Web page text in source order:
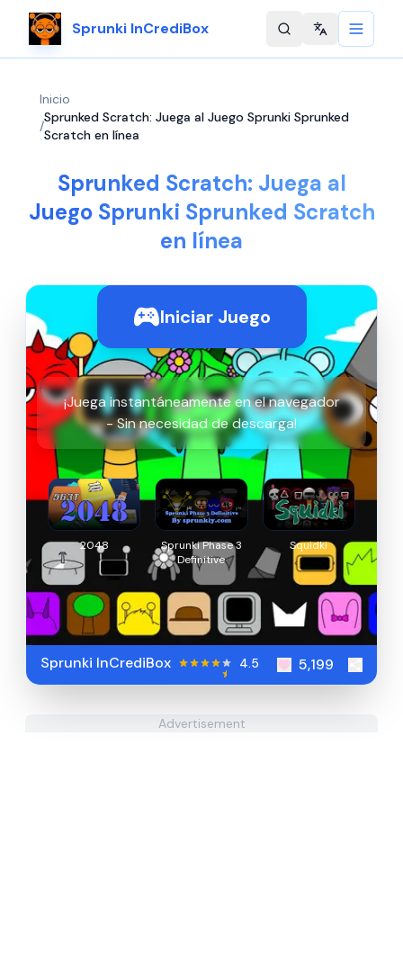
Sprunki InCrediBox Change
Inicio
/
Sprunked Scratch: Juega al Juego Sprunki Sprunked
Scratch en línea
Sprunked Scratch: Juega al
Juego Sprunki Sprunked Scratch
en línea
Iniciar Juego
¡Juega instantáneamente en el navegador
- Sin necesidad de descarga!
2048
Sprunki Phase 3
Definitive
Squidki
Sprunki InCrediBox 4.5 5,199
Advertisement